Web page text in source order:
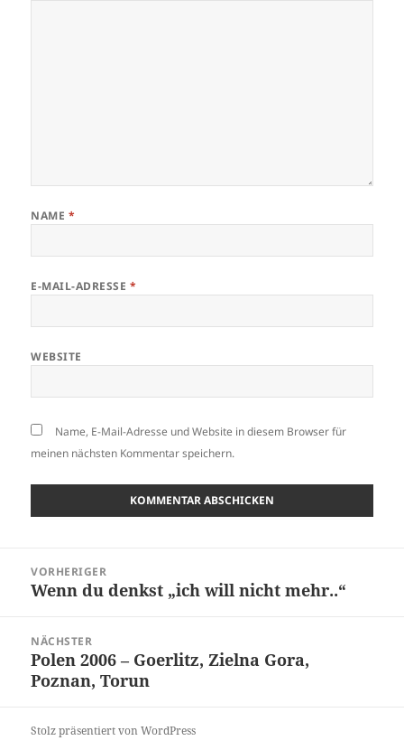
NAME *
E-MAIL-ADRESSE *
WEBSITE
Name, E-Mail-Adresse und Website in diesem Browser für
meinen nächsten Kommentar speichern.
VORHERIGER
Vorheriger
Wenn du denkst „ich will nicht mehr..“
NÄCHSTER
Nächster
Beitrag:
Polen 2006 – Goerlitz, Zielna Gora,
Poznan, Torun
Stolz präsentiert von WordPress